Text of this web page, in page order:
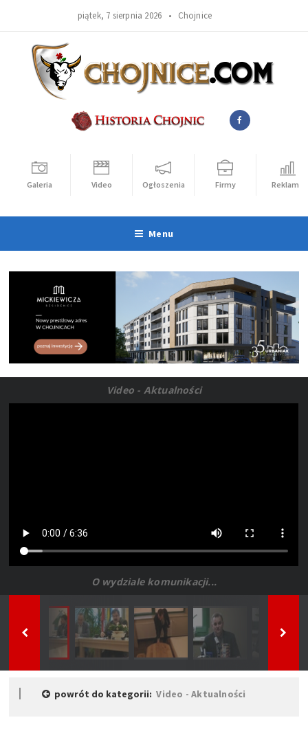
piątek, 7 sierpnia 2026 • Chojnice
Galeria Video Ogłoszenia Firmy Reklama
Menu
Video - Aktualności
O wydziale komunikacji...
powrót do kategorii:Video - Aktualności